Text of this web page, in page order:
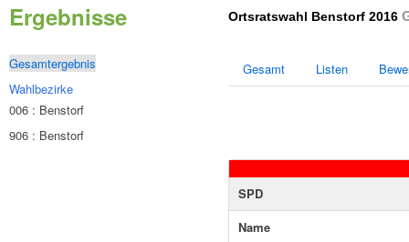
Ergebnisse
Gesamtergebnis
Wahlbezirke
006 : Benstorf
906 : Benstorf
Ortsratswahl Benstorf 2016
Gesamt Listen
SPD
Name